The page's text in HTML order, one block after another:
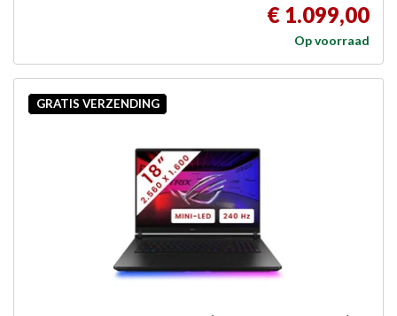
€ 1.099,00
Op voorraad
GRATIS VERZENDING